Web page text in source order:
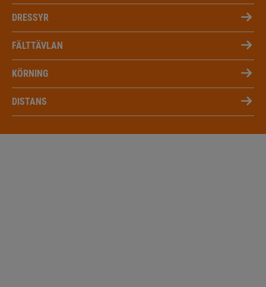
DRESSYR
FÄLTTÄVLAN
KÖRNING
DISTANS